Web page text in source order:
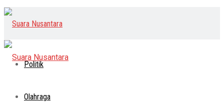
Politik
Olahraga